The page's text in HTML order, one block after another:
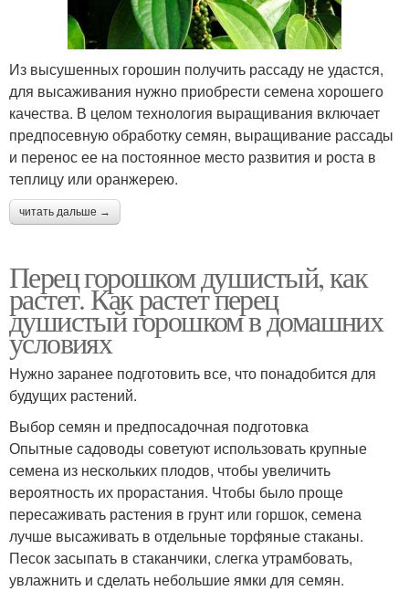
Из высушенных горошин получить рассаду не удастся,
для высаживания нужно приобрести семена хорошего
качества. В целом технология выращивания включает
предпосевную обработку семян, выращивание рассады
и перенос ее на постоянное место развития и роста в
теплицу или оранжерею.
читать дальше →
Перец горошком душистый, как
растет. Как растет перец
душистый горошком в домашних
условиях
Нужно заранее подготовить все, что понадобится для
будущих растений.
Выбор семян и предпосадочная подготовка
Опытные садоводы советуют использовать крупные
семена из нескольких плодов, чтобы увеличить
вероятность их прорастания. Чтобы было проще
пересаживать растения в грунт или горшок, семена
лучше высаживать в отдельные торфяные стаканы.
Песок засыпать в стаканчики, слегка утрамбовать,
увлажнить и сделать небольшие ямки для семян.